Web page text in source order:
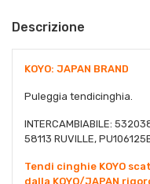
Descrizione
KOYO: JAPAN BRAND
Puleggia tendicinghia.
INTERCAMBIABILE:
58113 RUVILLE,
Tendi cinghie KOYO
dalla KOYO/JAPAN